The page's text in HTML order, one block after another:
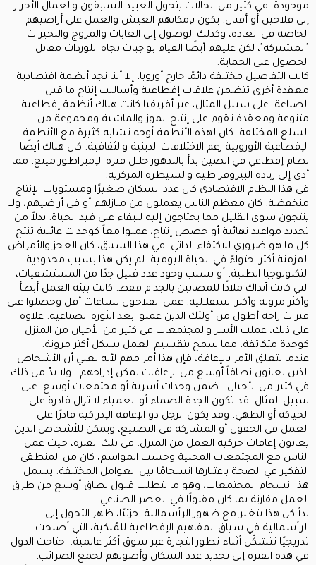
موجودة، في كثير من الحالات يتحول العبيد السابقون والعمال الأحرار
إلى فلاحين أو أقنان. يكون بإمكانهم العيش والعمل على أراضيهم
الخاصة في العادة، وكذلك الوصول إلى الغابات والمروج والبحيرات
"المشتركة"، لكن عليهم أيضًا القيام بواجبات تجاه اللوردات مقابل
الحصول على الحماية.
كانت التفاصيل مختلفة دائمًا خارج أوروبا، إلا أننا نجد أنظمة اقتصادية
معقدة أخرى تتضمن علاقات إقطاعية وأساليب إنتاج ما قبل
الصناعة. على سبيل المثال، عبر أفريقيا كانت هناك أنظمة إقطاعية
متنوعة ومعقدة تقوم على إنتاج الموز والماشية ومجموعة من
السلع المختلفة. كان لهذه الأنظمة أوجه تشابه كثيرة مع الأنظمة
الإقطاعية الأوروبية رغم الاختلافات الدينية والثقافية. كان هناك أيضًا
نظام إقطاعي في الصين بدأ بالتدهور خلال فترة الإمبراطور مينغ، مما
أدى إلى زيادة البيروقراطية والسيطرة المركزية.
في هذا النظام الاقتصادي كان عدد السكان صغيرًا ومستويات الإنتاج
منخفضة. كان معظم الناس يعملون من منازلهم أو في أراضيهم، ولا
ينتجون سوى القليل مما يحتاجون إليه للبقاء على قيد الحياة. بدلاً من
تحديد مواعيد نهائية أو حصص إنتاج، عملوا معاً كوحدات عائلية تنتج
كل ما هو ضروري للاكتفاء الذاتي. في هذا السياق، كان العجز والأمراض
المزمنة أكثر احتواءً في الحياة اليومية. لم يكن هذا بسبب محدودية
التكنولوجيا الطبية، أو بسبب وجود عدد قليل جدًا من المستشفيات،
التي كانت آنذاك ملاذًا للمصابين بالجذام فقط. كانت بيئة العمل أبطأ
وأكثر مرونة وأكثر استقلالية. عمل الفلاحون لساعات أقل وحصلوا على
فترات راحة أطول من أولئك الذين عملوا بعد الثورة الصناعية. علاوة
على ذلك، عملت الأسر والمجتمعات في كثير من الأحيان من المنزل
كوحدة متكاتفة، مما سمح بتقسيم العمل بشكل أكثر مرونة.
عندما يتعلق الأمر بالإعاقة، فإن هذا أمر مهم لأنه يعني أن الأشخاص
الذين يعانون نطاقاً أوسع من الإعاقات يمكن إدراجهم ــ ولا بدّ من ذلك
في كثير من الأحيان ــ ضمن وحدات أسرية أو مجتمعات أوسع. على
سبيل المثال، قد تكون الجدة الصماء أو العمياء لا تزال قادرة على
الحياكة أو الطهي، وقد يكون الرجل ذو الإعاقة الإدراكية قادرًا على
العمل في الحقول أو المشاركة في التصنيع، ويمكن للأشخاص الذين
يعانون إعاقات حركية العمل من المنزل. في تلك الفترة، حيث عمل
الناس مع المجتمعات المحلية وحسب المواسم، كان من المنطقي
التفكير في الصحة باعتبارها انسجامًا بين العوامل المختلفة. يشمل
هذا انسجام المجتمعات، وهو ما يتطلب قبول نطاق أوسع من طرق
العمل مقارنة بما كان مقبولًا في العصر الصناعي.
بدأ كل هذا يتغير مع ظهور الرأسمالية. جزئيًا، ظهر التحول إلى
الرأسمالية في سياق المفاهيم الإقطاعية للمُلكية، التي أصبحت
تدريجيًا تتشكّل أثناء تطور التجارة عبر سوق أكثر عالمية. احتاجت الدول
في هذه الفترة إلى تحديد عدد السكان وأصولهم لجمع الضرائب،